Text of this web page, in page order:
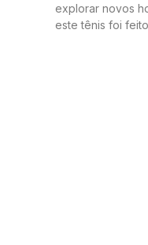
explorar novos
este tênis foi